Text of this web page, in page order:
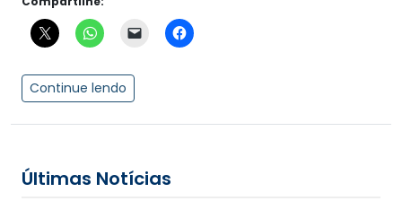
Continue lendo
Últimas Notícias